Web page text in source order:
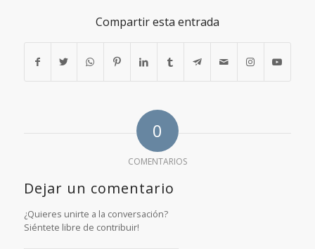
Compartir esta entrada
0
COMENTARIOS
Dejar un comentario
¿Quieres unirte a la conversación?
Siéntete libre de contribuir!